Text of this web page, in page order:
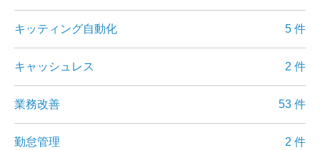
キッティング自動化 5 件
キャッシュレス 2 件
業務改善 53 件
勤怠管理 2 件